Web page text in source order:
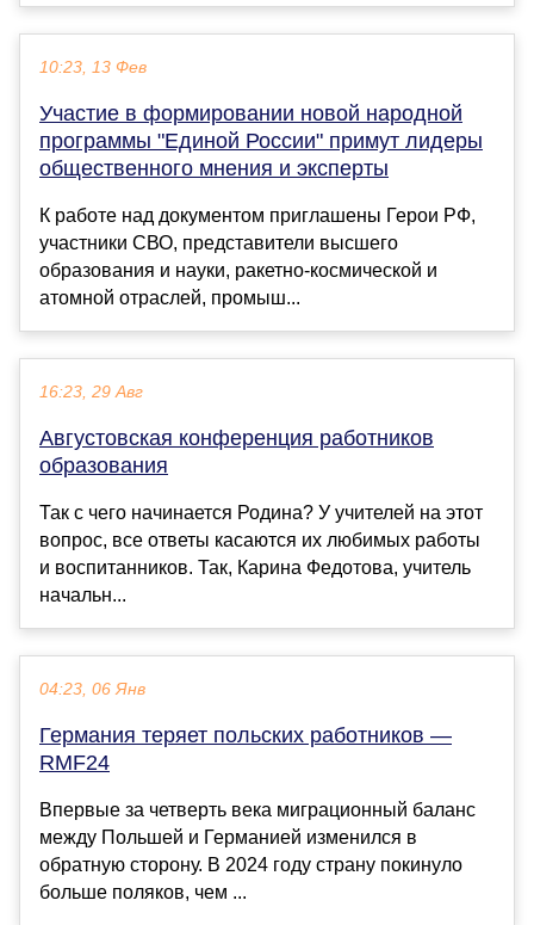
10:23, 13 Фев
Участие в формировании новой народной
программы "Единой России" примут лидеры
общественного мнения и эксперты
К работе над документом приглашены Герои РФ,
участники СВО, представители высшего
образования и науки, ракетно-космической и
атомной отраслей, промыш...
16:23, 29 Авг
Августовская конференция работников
образования
Так с чего начинается Родина? У учителей на этот
вопрос, все ответы касаются их любимых работы
и воспитанников. Так, Карина Федотова, учитель
начальн...
04:23, 06 Янв
Германия теряет польских работников —
RMF24
Впервые за четверть века миграционный баланс
между Польшей и Германией изменился в
обратную сторону. В 2024 году страну покинуло
больше поляков, чем ...